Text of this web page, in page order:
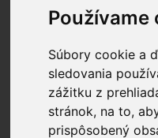
Používame
Súbory cookie a
sledovania
zážitku z
stránok, na to,
prispôsobený
Kurzy zadarmo
E-learning eibp
Bezpečnosť a
Ochrana pred
Pracovná
Civilná ochrana
Koordinácia
BOZP a PO
Kontroly na